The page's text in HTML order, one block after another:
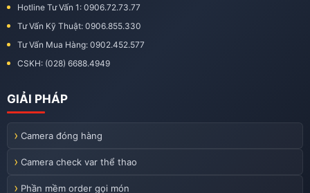
Hotline Tư Vấn 1: 0906.72.73.77
Tư Vấn Kỹ Thuật: 0906.855.330
Tư Vấn Mua Hàng: 0902.452.577
CSKH: (028) 6688.4949
GIẢI PHÁP
Camera đóng hàng
Camera check var thể thao
Phần mềm order gọi món